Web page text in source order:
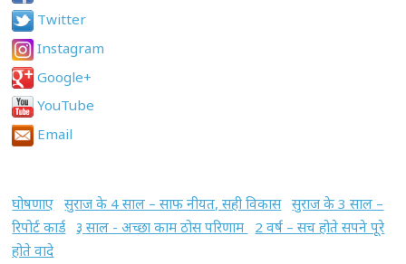
Twitter
Instagram
Google+
YouTube
Email
घोषणाए सुराज के 4 साल – साफ नीयत, सही विकास सुराज के 3 साल –
रिपोर्ट कार्ड
३ साल - अच्छा काम ठोस परिणाम
2 वर्ष – सच होते सपने पूरे
होते वादे